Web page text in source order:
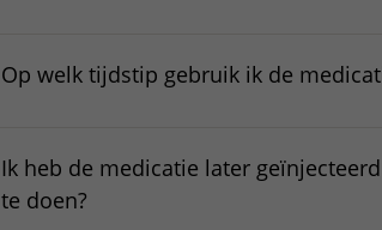
Op welk tijdstip gebruik ik de
Ik heb de medicatie later
te doen?